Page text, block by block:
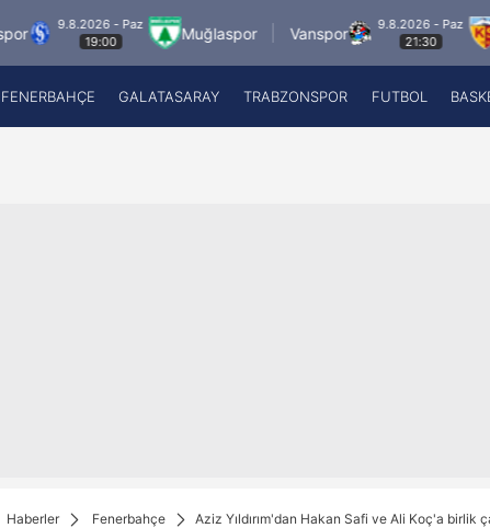
9.8.2026 - Paz
19:00
Muğlaspor Vanspor
9.8.2026 - Paz
21:30
FENERBAHÇE GALATASARAY TRABZONSPOR FUTBOL
Haberler Fenerbahçe Aziz Yıldırım'dan Hakan Safi ve Ali Koç'a birlik